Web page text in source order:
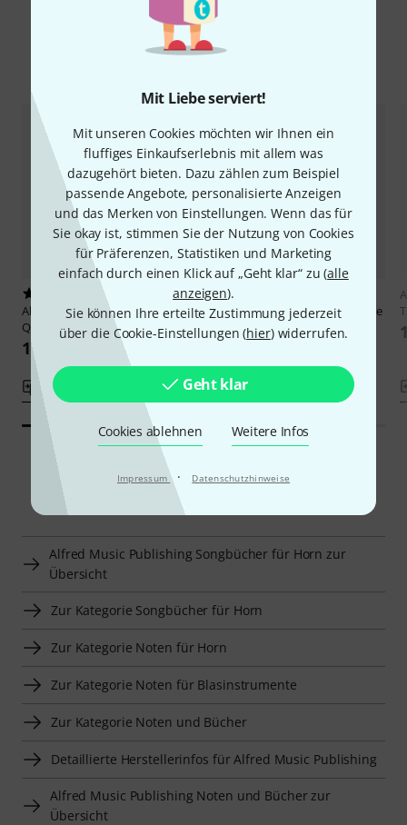
Mit Liebe serviert!
Mit unseren Cookies möchten wir Ihnen ein
fluffiges Einkaufserlebnis mit allem was
dazugehört bieten. Dazu zählen zum Beispiel
passende Angebote, personalisierte Anzeigen
und das Merken von Einstellungen. Wenn das für
Sie okay ist, stimmen Sie der Nutzung von Cookies
für Präferenzen, Statistiken und Marketing
einfach durch einen Klick auf „Geht klar“ zu (alle
anzeigen).
Sie können Ihre erteilte Zustimmung jederzeit
über die Cookie-Einstellungen (hier) widerrufen.
Geht klar
Cookies ablehnen Weitere Infos
Impressum · Datenschutzhinweise
1
Alfred Music PublishingMovie
Quartets for All Horn
11 CHF
Vergleichen
Alfred Music PublishingUltimate
Movie Solos Horn
28 CHF
Vergleichen
Smart Navigator
Alfred Music Publishing Songbücher für Horn zur
Übersicht
Zur Kategorie Songbücher für Horn
Zur Kategorie Noten für Horn
Zur Kategorie Noten für Blasinstrumente
Zur Kategorie Noten und Bücher
Detaillierte Herstellerinfos für Alfred Music Publishing
Alfred Music Publishing Noten und Bücher zur
Übersicht